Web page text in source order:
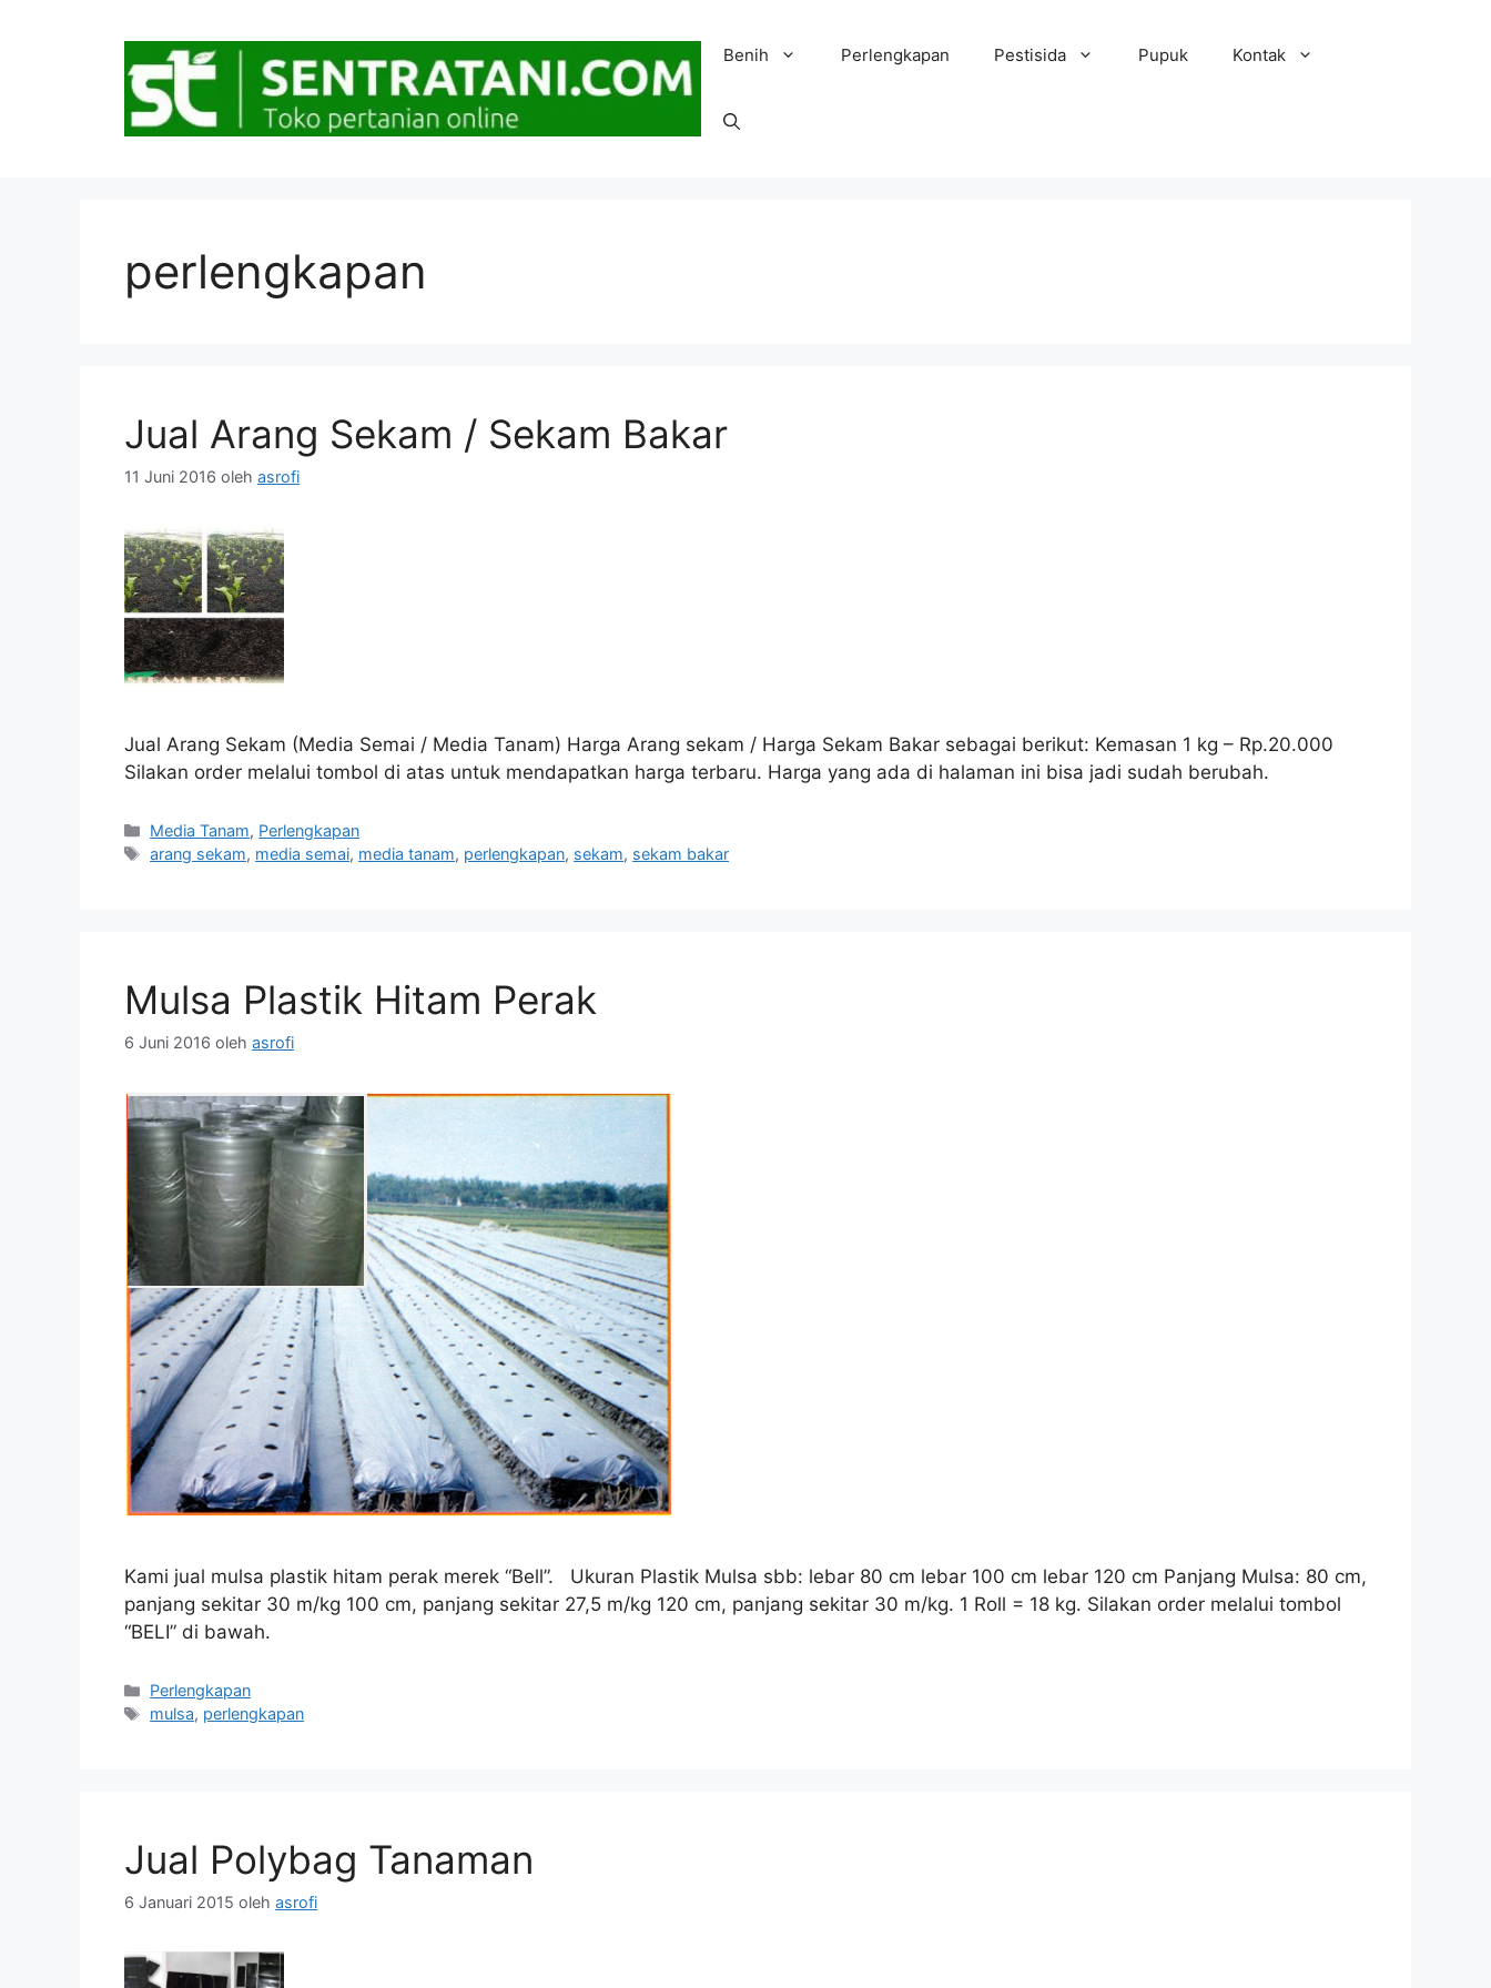
Benih Perlengkapan Pestisida Pupuk Kontak
perlengkapan
Jual Arang Sekam / Sekam Bakar
11 Juni 2016 oleh asrofi
Jual Arang Sekam (Media Semai / Media Tanam) Harga Arang sekam / Harga Sekam Bakar sebagai berikut: Kemasan 1 kg – Rp.20.000
Silakan order melalui tombol di atas untuk mendapatkan harga terbaru. Harga yang ada di halaman ini bisa jadi sudah berubah.
Kategori
Media Tanam, Perlengkapan
Tag
arang sekam, media semai, media tanam, perlengkapan, sekam, sekam bakar
Mulsa Plastik Hitam Perak
6 Juni 2016 oleh asrofi
Kami jual mulsa plastik hitam perak merek “Bell”. Ukuran Plastik Mulsa sbb: lebar 80 cm lebar 100 cm lebar 120 cm Panjang Mulsa: 80 cm,
panjang sekitar 30 m/kg 100 cm, panjang sekitar 27,5 m/kg 120 cm, panjang sekitar 30 m/kg. 1 Roll = 18 kg. Silakan order melalui tombol
“BELI” di bawah.
Kategori
Perlengkapan
Tag
mulsa, perlengkapan
Jual Polybag Tanaman
6 Januari 2015 oleh asrofi